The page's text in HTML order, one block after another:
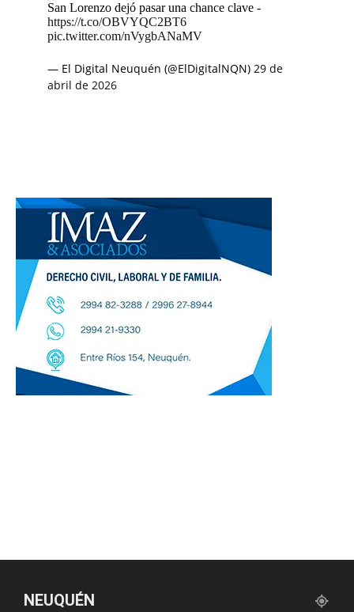
San Lorenzo dejó pasar una chance clave -
https://t.co/OBVYQC2BT6
pic.twitter.com/nVygbANaMV
— El Digital Neuquén (@ElDigitalNQN) 29 de
abril de 2026
NEUQUÉN